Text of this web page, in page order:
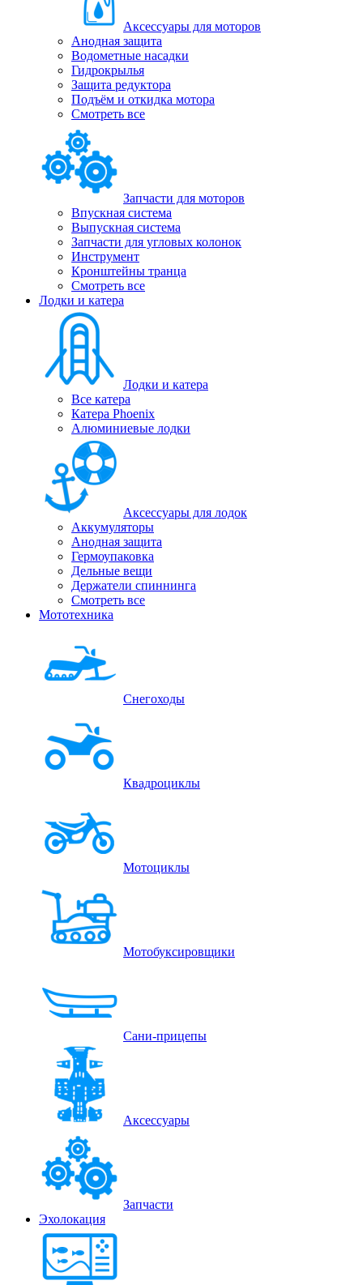
Аксессуары для моторов
Анодная защита
Водометные насадки
Гидрокрылья
Защита редуктора
Подъём и откидка мотора
Смотреть все
Запчасти для моторов
Впускная система
Выпускная система
Запчасти для угловых колонок
Инструмент
Кронштейны транца
Смотреть все
Лодки и катера
Лодки и катера
Все катера
Катера Phoenix
Алюминиевые лодки
Аксессуары для лодок
Аккумуляторы
Анодная защита
Гермоупаковка
Дельные вещи
Держатели спиннинга
Смотреть все
Мототехника
Снегоходы
Квадроциклы
Мотоциклы
Мотобуксировщики
Сани-прицепы
Аксессуары
Запчасти
Эхолокация